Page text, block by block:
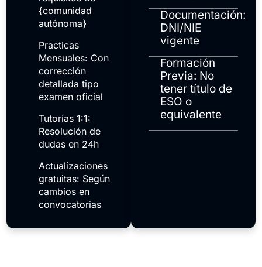
{comunidad
autónoma}
Practicas
Mensuales: Con
corrección
detallada tipo
examen oficial
Tutorías 1:1:
Resolución de
dudas en 24h
Actualizaciones
gratuitas: Según
cambios en
convocatorias
Documentación:
DNI/NIE
vigente
Formación
Previa: No
tener título de
ESO o
equivalente